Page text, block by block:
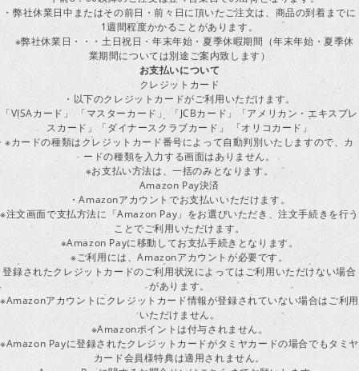
・弊社休業日中またはその前日・前々日に頂いたご注文は、商品の到着までに
1週間程度かかることがあります。
※弊社休業日・・・土日祝日・年末年始・夏季休暇期間（年末年始・夏季休
業期間については別途ご案内致します）
お支払いについて
クレジットカード
・以下のクレジットカードがご利用いただけます。
「VISAカード」 「マスターカード」 「JCBカード」「アメリカン・エキスプレ
スカード」「ダイナースクラブカード」 「オリコカード」
※カードの種類はクレジットカード番号によって自動判別いたしますので、カ
ードの種類を入力する画面はありません。
※お支払い方法は、一括のみとなります。
Amazon Pay決済
・Amazonアカウントでお支払いいただけます。
※注文画面で支払方法に「Amazon Pay」をお選びいただき、注文手続きを行う
ことでご利用いただけます。
※Amazon Payに移動してお支払手続きとなります。
※ご利用には、Amazonアカウントが必要です。
登録されたクレジットカードのご利用状況によってはご利用いただけない場合
があります。
※Amazonアカウントにクレジットカード情報が登録されていない場合はご利用
いただけません。
※Amazonポイントは付与されません。
※Amazon Payに登録されたクレジットカードがタミヤカードの場合でもタミヤ
カード会員様特典は適用されません。